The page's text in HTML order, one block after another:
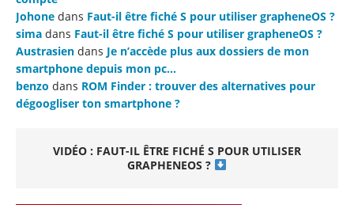
Johone dans Faut-il être fiché S pour utiliser grapheneOS ?
sima dans Faut-il être fiché S pour utiliser grapheneOS ?
Austrasien dans Je n’accède plus aux dossiers de mon
smartphone depuis mon pc…
benzo dans ROM Finder : trouver des alternatives pour
dégoogliser ton smartphone ?
VIDÉO : FAUT-IL ÊTRE FICHÉ S POUR UTILISER
GRAPHENEOS ?